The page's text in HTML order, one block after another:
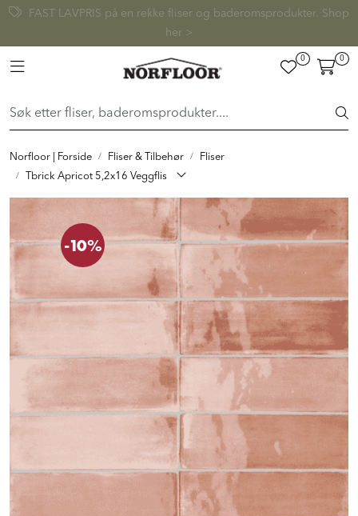
Skip to main content
FAST LAVPRIS på en rekke fliser og baderomsprodukter. Shop
her >
Toggle navigation
0 0
Norfloor | Forside Fliser & Tilbehør
Fliser
Tbrick Apricot 5,2x16 Veggflis
-10%
FLISER & TILBEHØR
BADEROM
INTERIØR
INSPIRASJON
Lenker
Butikker